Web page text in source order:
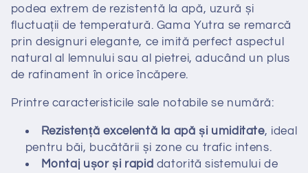
c
t
i
o
podea extrem de rezistentă la apă, uzură și
fluctuații de temperatură. Gama Yutra se remarcă
prin designuri elegante, ce imită perfect aspectul
natural al lemnului sau al pietrei, aducând un plus
de rafinament în orice încăpere.
Printre caracteristicile sale notabile se numără:
Rezistență excelentă la apă și umiditate, ideal
pentru băi, bucătării și zone cu trafic intens.
Montaj ușor și rapid datorită sistemului de